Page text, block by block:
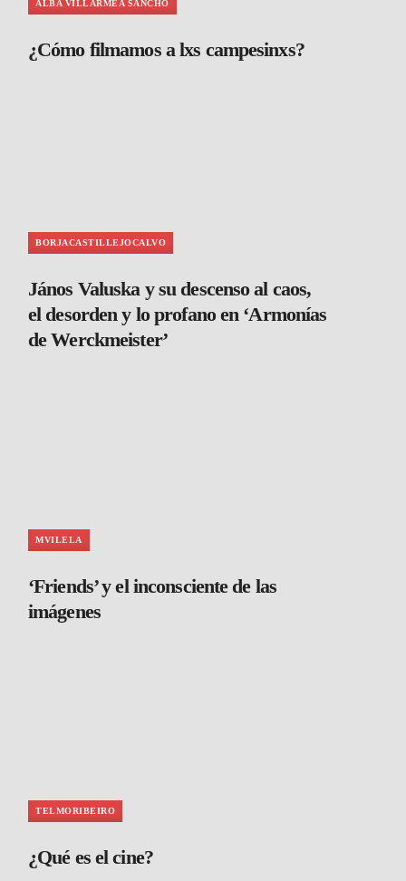
ALBA VILLARMEA SANCHO
¿Cómo filmamos a lxs campesinxs?
BORJACASTILLEJOCALVO
János Valuska y su descenso al caos,
el desorden y lo profano en ‘Armonías
de Werckmeister’
MVILELA
‘Friends’ y el inconsciente de las
imágenes
TELMORIBEIRO
¿Qué es el cine?